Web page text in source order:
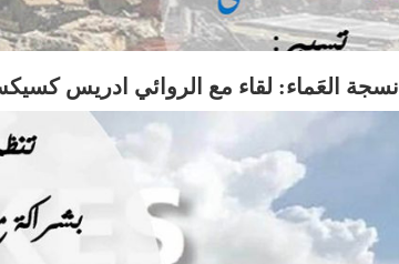
أنسجة العَماء: لقاء مع الروائي ادريس